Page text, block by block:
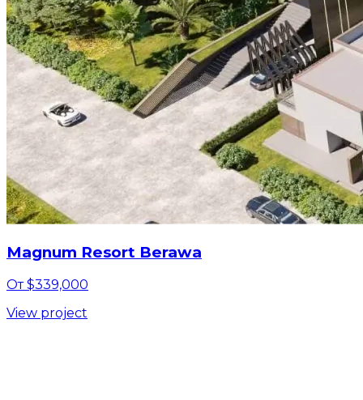
Magnum Resort Berawa
От $339,000
View project